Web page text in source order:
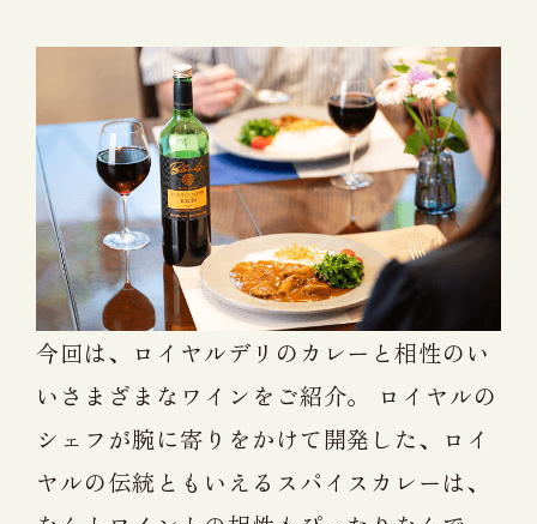
今回は、ロイヤルデリのカレーと相性のい
いさまざまなワインをご紹介。 ロイヤルの
シェフが腕に寄りをかけて開発した、ロイ
ヤルの伝統ともいえるスパイスカレーは、